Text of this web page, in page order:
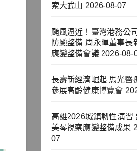
索大武山 2026-08-07
颱風逼近！臺灣港務公
防颱整備 周永暉董事長
應變整備會議 2026-08-
長壽新經濟崛起 馬光醫
參展高齡健康博覽會
高雄2026城鎮韌性演習
美琴視察應變整備成果
07